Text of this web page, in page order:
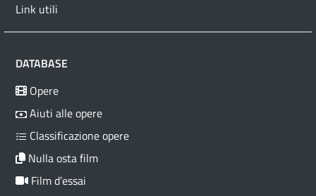
Link utili
DATABASE
Opere
Aiuti alle opere
Classificazione opere
Nulla osta film
Film d’essai